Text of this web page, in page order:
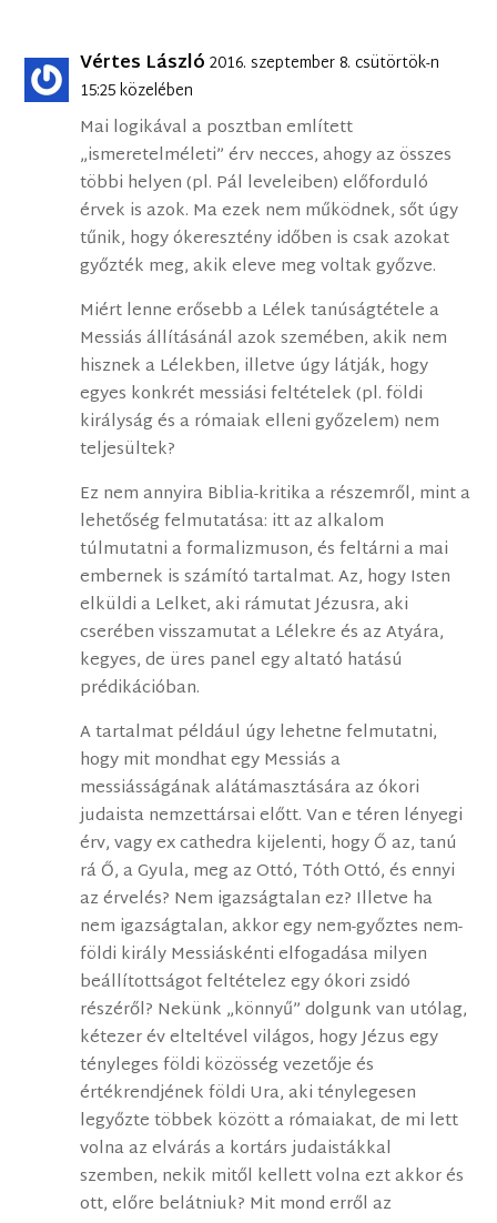
Vértes László 2016. szeptember 8. csütörtök-n
15:25 közelében
Mai logikával a posztban említett
„ismeretelméleti” érv necces, ahogy az összes
többi helyen (pl. Pál leveleiben) előforduló
érvek is azok. Ma ezek nem működnek, sőt úgy
tűnik, hogy ókeresztény időben is csak azokat
győzték meg, akik eleve meg voltak győzve.
Miért lenne erősebb a Lélek tanúságtétele a
Messiás állításánál azok szemében, akik nem
hisznek a Lélekben, illetve úgy látják, hogy
egyes konkrét messiási feltételek (pl. földi
királyság és a rómaiak elleni győzelem) nem
teljesültek?
Ez nem annyira Biblia-kritika a részemről, mint a
lehetőség felmutatása: itt az alkalom
túlmutatni a formalizmuson, és feltárni a mai
embernek is számító tartalmat. Az, hogy Isten
elküldi a Lelket, aki rámutat Jézusra, aki
cserében visszamutat a Lélekre és az Atyára,
kegyes, de üres panel egy altató hatású
prédikációban.
A tartalmat például úgy lehetne felmutatni,
hogy mit mondhat egy Messiás a
messiásságának alátámasztására az ókori
judaista nemzettársai előtt. Van e téren lényegi
érv, vagy ex cathedra kijelenti, hogy Ő az, tanú
rá Ő, a Gyula, meg az Ottó, Tóth Ottó, és ennyi
az érvelés? Nem igazságtalan ez? Illetve ha
nem igazságtalan, akkor egy nem-győztes nem-
földi király Messiáskénti elfogadása milyen
beállítottságot feltételez egy ókori zsidó
részéről? Nekünk „könnyű” dolgunk van utólag,
kétezer év elteltével világos, hogy Jézus egy
tényleges földi közösség vezetője és
értékrendjének földi Ura, aki ténylegesen
legyőzte többek között a rómaiakat, de mi lett
volna az elvárás a kortárs judaistákkal
szemben, nekik mitől kellett volna ezt akkor és
ott, előre belátniuk? Mit mond erről az